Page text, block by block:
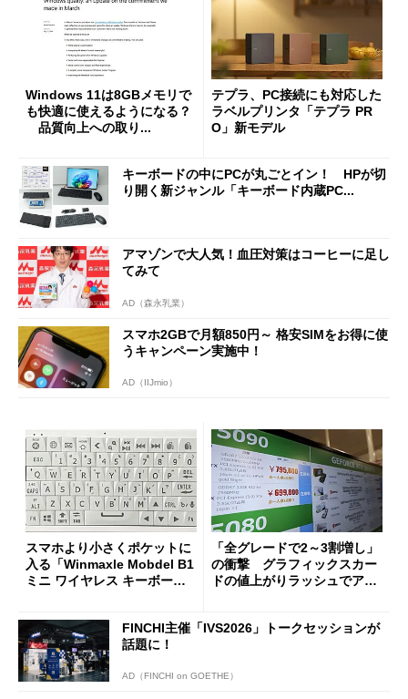
Windows 11は8GBメモリで
も快適に使えるようになる？
品質向上への取り...
テプラ、PC接続にも対応した
ラベルプリンタ「テプラ PR
O」新モデル
キーボードの中にPCが丸ごとイン！ HPが切
り開く新ジャンル「キーボード内蔵PC...
アマゾンで大人気！血圧対策はコーヒーに足し
てみて
AD（森永乳業）
スマホ2GBで月額850円～ 格安SIMをお得に使
うキャンペーン実施中！
AD（IIJmio）
スマホより小さくポケットに
入る「Winmaxle Mobdel B1
ミニ ワイヤレス キーボー
「全グレードで2～3割増し」
の衝撃 グラフィックスカー
ドの値上がりラッシュでアキ
FINCHI主催「IVS2026」トークセッションが
話題に！
AD（FINCHI on GOETHE）